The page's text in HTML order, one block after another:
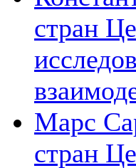
стран
Марс
стран